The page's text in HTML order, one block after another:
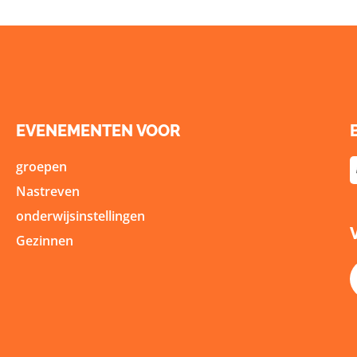
EVENEMENTEN VOOR
groepen
Nastreven
onderwijsinstellingen
Gezinnen